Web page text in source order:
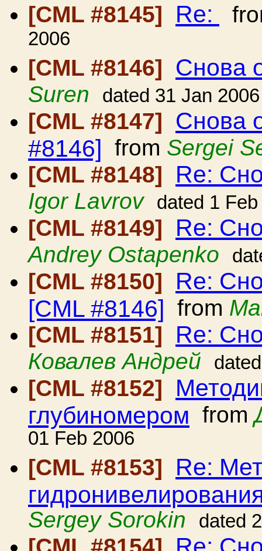
[CML #8145] Re:
2006
[CML #8146]
Снова
Suren dated 31 Jan 2006
[CML #8147] Снова
#8146] from Sergei
[CML #8148]
Re:
Igor Lavrov dated 1
[CML #8149] Re:
Andrey Ostapenko
[CML #8150] Re:
[CML #8146] from
[CML #8151]
Re:
Ковалев Андрей
[CML #8152]
глубиномером from
01 Feb 2006
[CML #8153]
Re:
Sergey Sorokin
dated